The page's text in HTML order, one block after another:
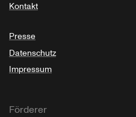
Kontakt
Presse
Datenschutz
Impressum
Förderer